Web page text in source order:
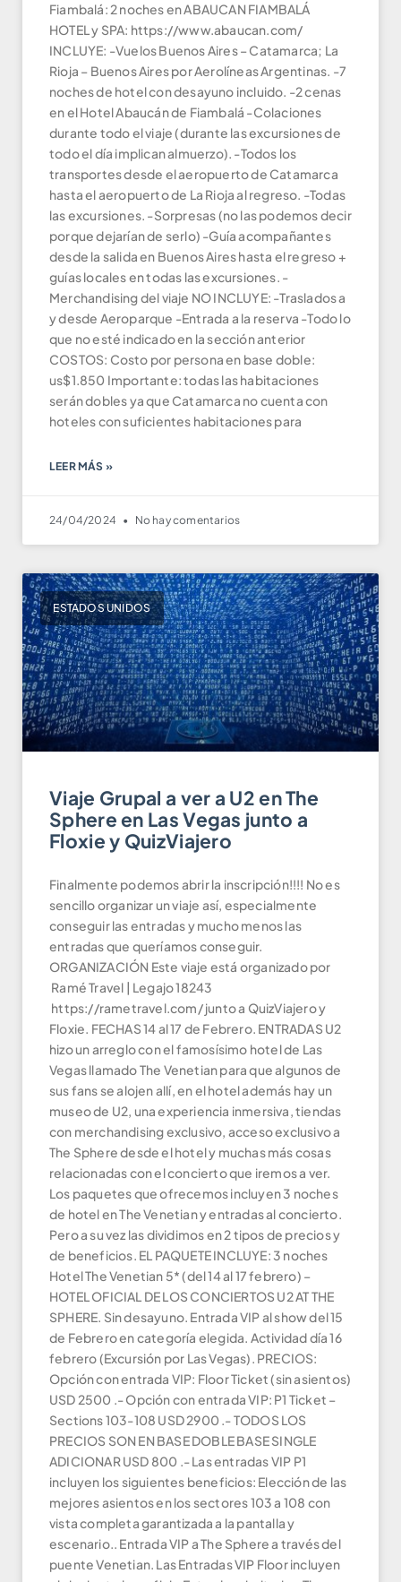
Fiambalá: 2 noches en ABAUCAN FIAMBALÁ
HOTEL y SPA: https://www.abaucan.com/
INCLUYE: -Vuelos Buenos Aires – Catamarca; La
Rioja – Buenos Aires por Aerolíneas Argentinas. -7
noches de hotel con desayuno incluido. -2 cenas
en el Hotel Abaucán de Fiambalá -Colaciones
durante todo el viaje (durante las excursiones de
todo el día implican almuerzo). -Todos los
transportes desde el aeropuerto de Catamarca
hasta el aeropuerto de La Rioja al regreso. -Todas
las excursiones. -Sorpresas (no las podemos decir
porque dejarían de serlo) -Guía acompañantes
desde la salida en Buenos Aires hasta el regreso +
guías locales en todas las excursiones. -
Merchandising del viaje NO INCLUYE: -Traslados a
y desde Aeroparque -Entrada a la reserva -Todo lo
que no esté indicado en la sección anterior
COSTOS: Costo por persona en base doble:
us$1.850 Importante: todas las habitaciones
serán dobles ya que Catamarca no cuenta con
hoteles con suficientes habitaciones para
LEER MÁS »
24/04/2024 No hay comentarios
ESTADOS UNIDOS
Viaje Grupal a ver a U2 en The
Sphere en Las Vegas junto a
Floxie y QuizViajero
Finalmente podemos abrir la inscripción!!!! No es
sencillo organizar un viaje así, especialmente
conseguir las entradas y mucho menos las
entradas que queríamos conseguir.
ORGANIZACIÓN Este viaje está organizado por
Ramé Travel | Legajo 18243
https://rametravel.com/ junto a QuizViajero y
Floxie. FECHAS 14 al 17 de Febrero. ENTRADAS U2
hizo un arreglo con el famosísimo hotel de Las
Vegas llamado The Venetian para que algunos de
sus fans se alojen allí, en el hotel además hay un
museo de U2, una experiencia inmersiva, tiendas
con merchandising exclusivo, acceso exclusivo a
The Sphere desde el hotel y muchas más cosas
relacionadas con el concierto que iremos a ver.
Los paquetes que ofrecemos incluyen 3 noches
de hotel en The Venetian y entradas al concierto.
Pero a su vez las dividimos en 2 tipos de precios y
de beneficios. EL PAQUETE INCLUYE: 3 noches
Hotel The Venetian 5* (del 14 al 17 febrero) –
HOTEL OFICIAL DE LOS CONCIERTOS U2 AT THE
SPHERE. Sin desayuno. Entrada VIP al show del 15
de Febrero en categoría elegida. Actividad día 16
febrero (Excursión por Las Vegas). PRECIOS:
Opción con entrada VIP: Floor Ticket (sin asientos)
USD 2500 .- Opción con entrada VIP: P1 Ticket –
Sections 103-108 USD 2900 .- TODOS LOS
PRECIOS SON EN BASE DOBLE BASE SINGLE
ADICIONAR USD 800 .- Las entradas VIP P1
incluyen los siguientes beneficios: Elección de las
mejores asientos en los sectores 103 a 108 con
vista completa garantizada a la pantalla y
escenario.. Entrada VIP a The Sphere a través del
puente Venetian. Las Entradas VIP Floor incluyen